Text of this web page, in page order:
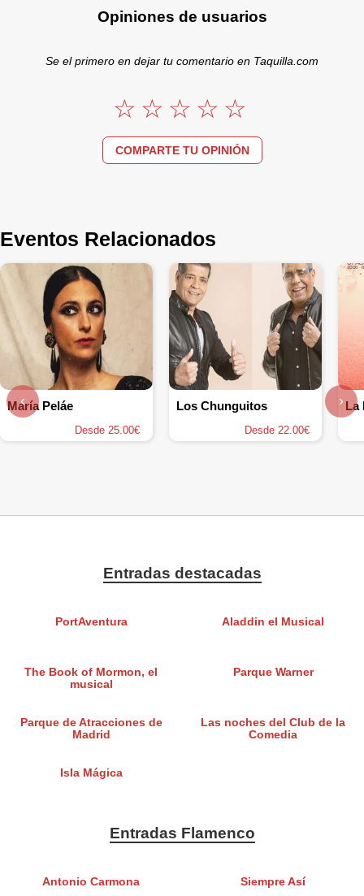
Opiniones de usuarios
Se el primero en dejar tu comentario en Taquilla.com
COMPARTE TU OPINIÓN
Eventos Relacionados
María Peláe
Desde 25.00€
Los Chunguitos
Desde 22.00€
‹ ›
Entradas destacadas
PortAventura Aladdin el Musical
The Book of Mormon, el
musical
Parque Warner
Parque de Atracciones de
Madrid
Las noches del Club de la
Comedia
Isla Mágica
Entradas Flamenco
Antonio Carmona Siempre Así